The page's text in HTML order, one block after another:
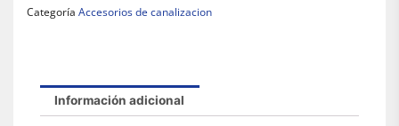
Categoría Accesorios de canalizacion
Información adicional